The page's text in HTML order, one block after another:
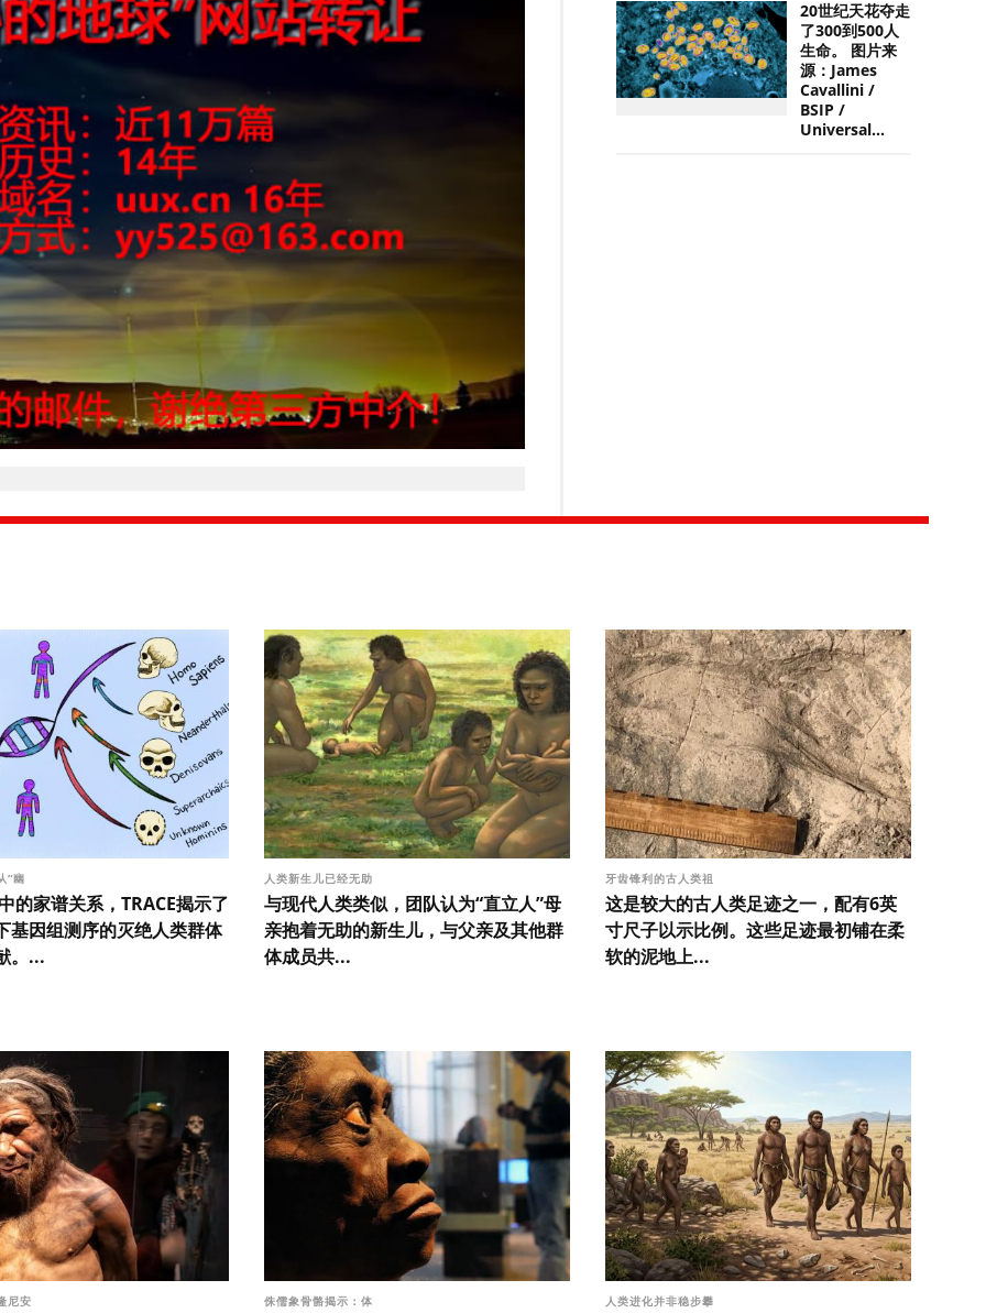
20世纪天花夺走
了300到500人
生命。 图片来
源：James
Cavallini /
BSIP /
Universal...
“幽
的家谱关系，TRACE揭示了
基因组测序的灭绝人类群体
。...
人类新生儿已经无助
与现代人类类似，团队认为“直立人”母
亲抱着无助的新生儿，与父亲及其他群
体成员共...
牙齿锋利的古人类祖
这是较大的古人类足迹之一，配有6英
寸尺子以示比例。这些足迹最初铺在柔
软的泥地上...
尼安 侏儒象骨骼揭示：体 人类进化并非稳步攀